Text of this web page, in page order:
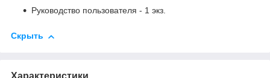
Руководство пользователя - 1 экз.
Скрыть
Характеристики